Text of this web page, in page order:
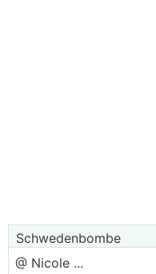
Schwedenbombe
@ Nicole ...